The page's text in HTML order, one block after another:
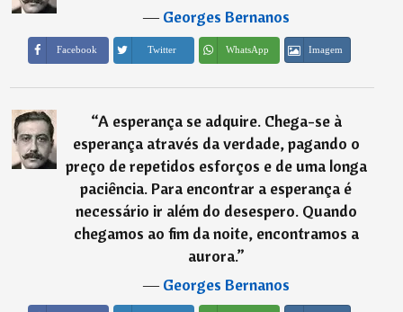
―Georges Bernanos
Facebook Twitter WhatsApp Imagem
“A esperança se adquire. Chega-se à
esperança através da verdade, pagando o
preço de repetidos esforços e de uma longa
paciência. Para encontrar a esperança é
necessário ir além do desespero. Quando
chegamos ao fim da noite, encontramos a
aurora.”
―Georges Bernanos